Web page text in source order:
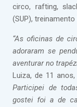
circo, rafting,
(SUP),
“As oficinas de
adoraram se
aventurar no
Luiza, de 11
Participei de
gostei foi a de